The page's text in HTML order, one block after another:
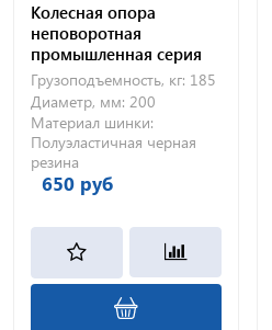
Колесная опора
неповоротная
промышленная серия
FC 200
Грузоподъемность, кг: 185
Диаметр, мм: 200
Материал шинки:
Полуэластичная черная
резина
650 руб